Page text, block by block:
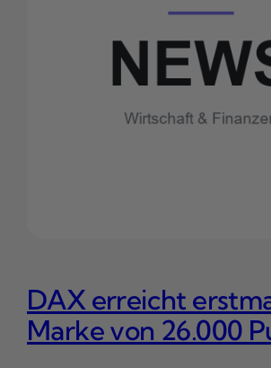
DAX erreicht
Marke von 26.000